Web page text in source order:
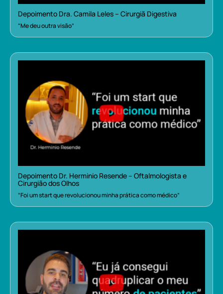
Depoimento Dra. Camila Leles – Cirurgiã Digestiva
“Me deu outra visão”
Depoimento Dr. Herminio Resende – Oftalmologista e
Cirurgião dos Olhos
“Foi um start que revolucionou minha prática como médico”